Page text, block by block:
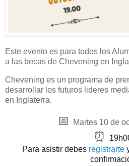
Este evento es para todos los
a las becas de Chevening en
Chevening es un programa de
desarrollar los futuros lideres
en Inglaterra.
📅 Martes 10 de
⏰
Para asistir debes registrarte